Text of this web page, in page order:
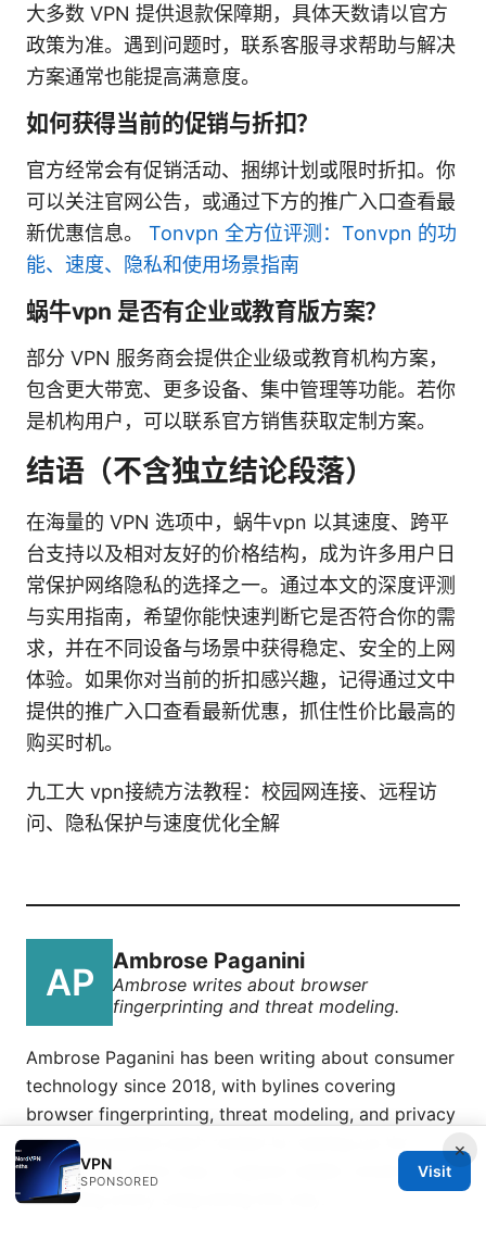
大多数 VPN 提供退款保障期，具体天数请以官方
政策为准。遇到问题时，联系客服寻求帮助与解决
方案通常也能提高满意度。
如何获得当前的促销与折扣？
官方经常会有促销活动、捆绑计划或限时折扣。你
可以关注官网公告，或通过下方的推广入口查看最
新优惠信息。 Tonvpn 全方位评测：Tonvpn 的功
能、速度、隐私和使用场景指南
蜗牛vpn 是否有企业或教育版方案？
部分 VPN 服务商会提供企业级或教育机构方案，
包含更大带宽、更多设备、集中管理等功能。若你
是机构用户，可以联系官方销售获取定制方案。
结语（不含独立结论段落）
在海量的 VPN 选项中，蜗牛vpn 以其速度、跨平
台支持以及相对友好的价格结构，成为许多用户日
常保护网络隐私的选择之一。通过本文的深度评测
与实用指南，希望你能快速判断它是否符合你的需
求，并在不同设备与场景中获得稳定、安全的上网
体验。如果你对当前的折扣感兴趣，记得通过文中
提供的推广入口查看最新优惠，抓住性价比最高的
购买时机。
九工大 vpn接続方法教程：校园网连接、远程访
问、隐私保护与速度优化全解
Ambrose Paganini
Ambrose writes about browser
fingerprinting and threat modeling.
Ambrose Paganini has been writing about consumer
technology since 2018, with bylines covering
browser fingerprinting, threat modeling, and privacy
law. Approaches each review by setting up the
product the same way a typical reader would and
recording every snag along the way.
×
VPN
SPONSORED
Visit